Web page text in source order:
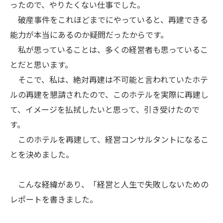
ったので、やりたくない仕事でした。
破産事件をこれほどまでにやっていると、再建できる
能力が本当にあるのか疑問だったからです。
私が思っていることは、多くの経営者も思っているこ
とだと思います。
そこで、私は、絶対再建は不可能と言われていたホテ
ルの再建を懇請されたので、このホテルを実際に再建し
て、イメージを払拭したいと思って、引き受けたので
す。
このホテルを再建して、経営コンサルタントになるこ
とを決めました。
こんな経緯があり、「経営と人生で失敗しないための
レポートを書きました。